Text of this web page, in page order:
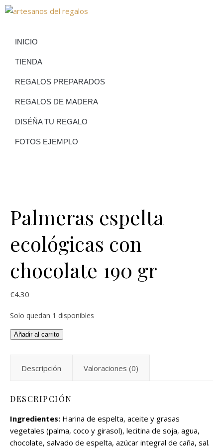
INICIO
TIENDA
REGALOS PREPARADOS
REGALOS DE MADERA
DISÉÑA TU REGALO
FOTOS EJEMPLO
Palmeras espelta
ecológicas con
chocolate 190 gr
€4.30
Solo quedan 1 disponibles
Añadir al carrito
Descripción Valoraciones (0)
DESCRIPCIÓN
Ingredientes: Harina de espelta, aceite y grasas
vegetales (palma, coco y girasol), lecitina de soja, agua,
chocolate, salvado de espelta, azúcar integral de caña, sal.